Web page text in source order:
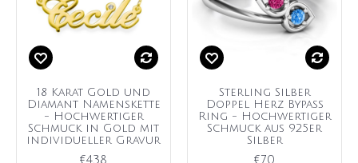
18 Karat Gold und
Diamant Namenskette
- Hochwertiger
Schmuck in Gold mit
individueller Gravur
€438
Sterling Silber
Doppel Herz Bypass
Ring - Hochwertiger
Schmuck aus 925er
Silber
€70